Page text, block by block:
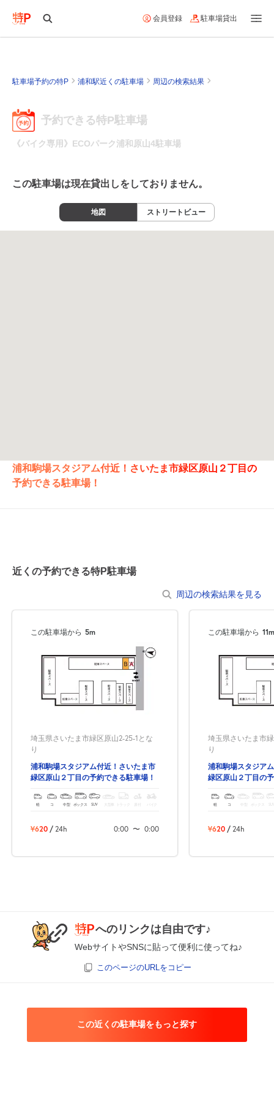
会員登録 駐車場貸出
駐車場予約の特P 浦和駅近くの駐車場 周辺の検索結果
予約できる特P駐車場
《バイク専用》ECOパーク浦和原山4駐車場
この駐車場は現在貸出しをしておりません。
地図 ストリートビュー
浦和駒場スタジアム付近！さいたま市緑区原山２丁目の
予約できる駐車場！
近くの予約できる特P駐車場
周辺の検索結果を見る
この駐車場から 5m
埼玉県さいたま市緑区原山2-25-1とな
り
浦和駒場スタジアム付近！さいたま市
緑区原山２丁目の予約できる駐車場！
軽 コ 中型 ボックス SUV トラック バイク
¥620 / 24h 0:00 〜 0:00
この駐車場から 11m
埼玉県さいたま市
り
浦和駒場スタジア
緑区原山２丁目の
軽 コ ボックス
¥620 / 24h
へのリンクは自由です♪
WebサイトやSNSに貼って便利に使ってね♪
このページのURLをコピー
この近くの駐車場をもっと探す